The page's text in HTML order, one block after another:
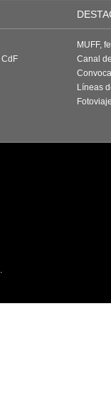
CdF
MUFF,
Canal
Líneas